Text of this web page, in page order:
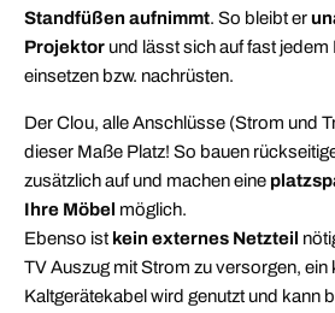
Standfüßen aufnimmt. So bleibt er
Projektor und lässt sich auf fast
einsetzen bzw. nachrüsten.
Der Clou, alle Anschlüsse (Strom und
dieser Maße Platz! So bauen
zusätzlich auf und machen eine
Ihre Möbel möglich.
Ebenso ist kein externes Netzteil
TV Auszug mit Strom zu versorgen, ein
Kaltgerätekabel wird genutzt und kann